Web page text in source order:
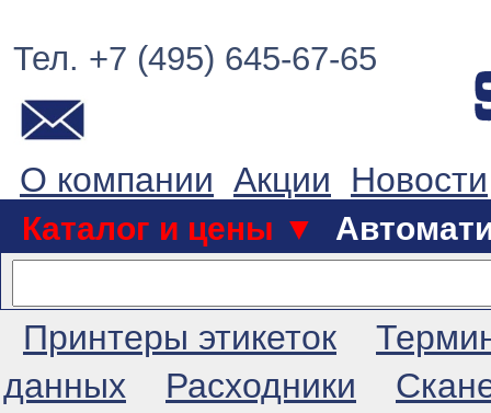
Тел. +7 (495) 645-67-65
О компании Акции Новости
Каталог и цены ▼
Принтеры этикеток
данных
Расходники